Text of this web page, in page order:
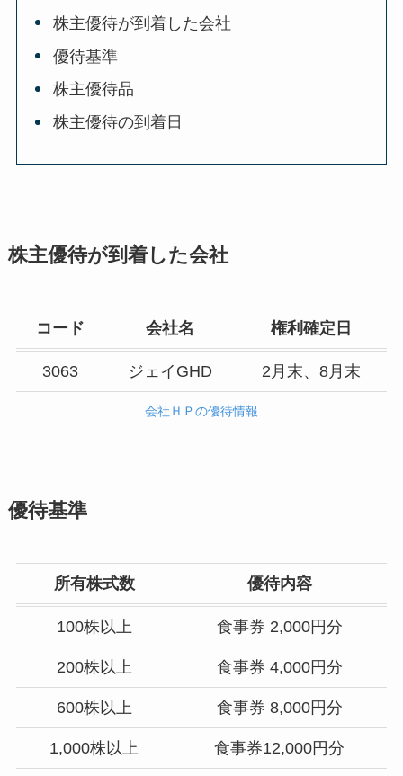
株主優待が到着した会社
優待基準
株主優待品
株主優待の到着日
株主優待が到着した会社
コード 会社名 権利確定日
3063 ジェイGHD 2月末、8月末
会社ＨＰの優待情報
優待基準
所有株式数 優待内容
100株以上 食事券 2,000円分
200株以上 食事券 4,000円分
600株以上 食事券 8,000円分
1,000株以上 食事券12,000円分